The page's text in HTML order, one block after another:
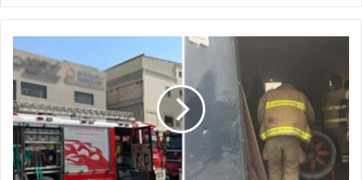
على
حريق
منجرة
في
الشويخ
الصناعية